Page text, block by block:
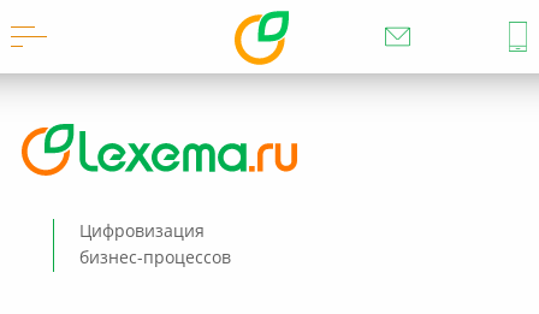
Цифровизация
бизнес-процессов